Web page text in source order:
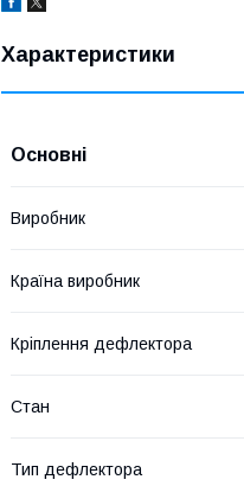
Характеристики
Основні
Виробник
Країна виробник
Кріплення дефлектора
Стан
Тип дефлектора